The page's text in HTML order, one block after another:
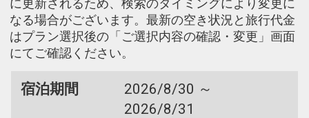
に更新されるため、検索のタイミングにより変更に
なる場合がございます。最新の空き状況と旅行代金
はプラン選択後の「ご選択内容の確認・変更」画面
にてご確認ください。
宿泊期間
2026/8/30 ～
2026/8/31